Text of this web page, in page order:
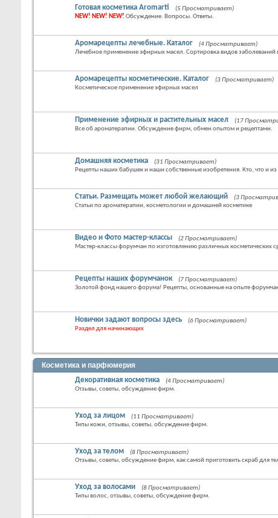
Готовая косметика Aromarti
(5 Просматривает)
NEW! NEW! NEW! Обсуждение. Вопросы. Ответы.
Аромарецепты лечебные. Каталог
(4 Просматривает)
Лечебное применение эфирных масел. Сортировка видов заболеваний
Аромарецепты косметические. Каталог
(3 Просматривает)
Косметическое применение эфирных масел
Применение эфирных и растительных масел
(17
Все об ароматерапии. Обсуждение фирм, обмен опытом и рецептами.
Домашняя косметика
(31 Просматривает)
Рецепты наших бабушек и наши собственные изобретения. Кто, что и
Статьи. Размещать может любой желающий
(3
Статьи по ароматерапии, косметологии и домашней косметике
Видео и Фото мастер-классы
(2 Просматривает)
Мастер-классы форумчан по изготовлению различных косметических
Рецепты наших форумчанок
(7 Просматривает)
Золотой фонд нашего форума! Рецепты, основанные на опыте
Новички задают вопросы здесь
(6 Просматривает)
Раздел для начинающих
Косметика и парфюмерия
Декоративная косметика
(4 Просматривает)
Отзывы, советы, обсуждение фирм.
Уход за лицом
(11 Просматривает)
Типы кожи, отзывы, советы, обсуждение фирм.
Уход за телом
(8 Просматривает)
Отзывы, советы, обсуждение фирм, как самой приготовить скраб для
Уход за волосами
(8 Просматривает)
Типы волос, отзывы, советы, обсуждение фирм.